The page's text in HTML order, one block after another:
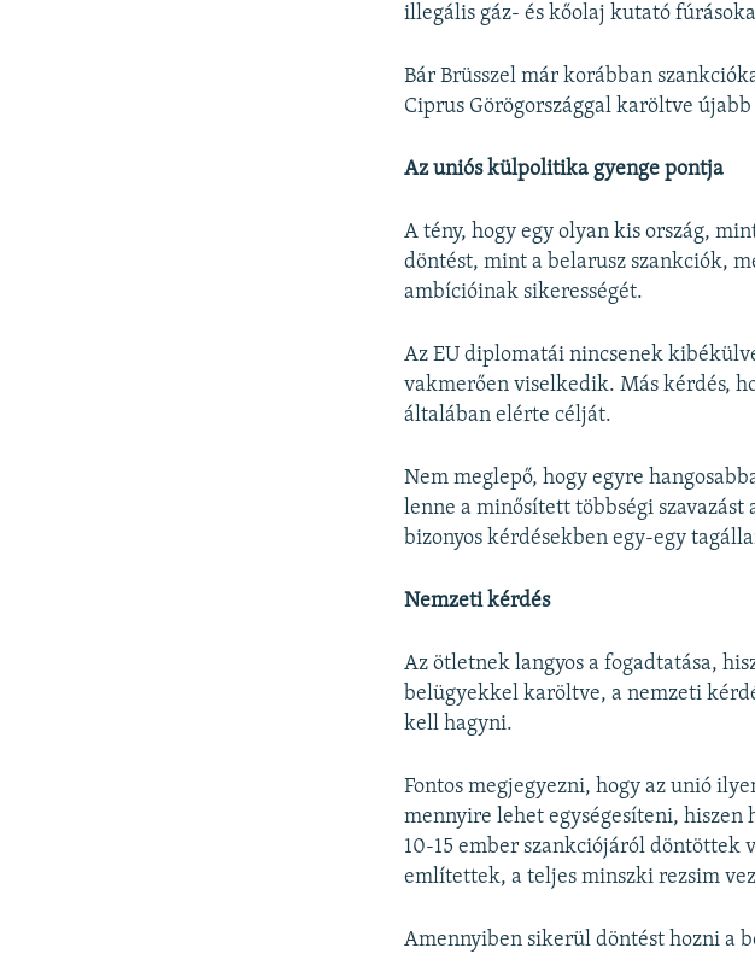
illegális gáz- és kőolaj kutató
Bár Brüsszel már korábban
Ciprus Görögországgal karöltve
Az uniós külpolitika gyenge pontja
A tény, hogy egy olyan kis ország,
döntést, mint a belarusz szankciók,
ambícióinak sikerességét.
Az EU diplomatái nincsenek
vakmerően viselkedik. Más kérdés,
általában elérte célját.
Nem meglepő, hogy egyre
lenne a minősített többségi
bizonyos kérdésekben egy-egy
Nemzeti kérdés
Az ötletnek langyos a fogadtatása,
belügyekkel karöltve, a nemzeti
kell hagyni.
Fontos megjegyezni, hogy az unió
mennyire lehet egységesíteni, hiszen
10-15 ember szankciójáról döntöttek
említettek, a teljes minszki rezsim
Amennyiben sikerül döntést hozni a